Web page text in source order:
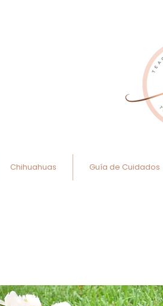
Chihuahuas Guía de Cuidados